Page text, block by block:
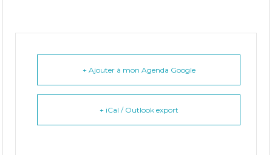
+ Ajouter à mon Agenda Google
+ iCal / Outlook export